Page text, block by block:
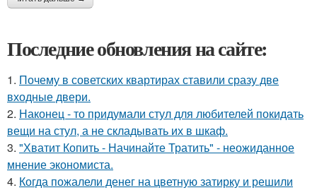
Последние обновления на сайте:
1. Почему в советских квартирах ставили сразу две
входные двери.
2. Наконец - то придумали стул для любителей покидать
вещи на стул, а не складывать их в шкаф.
3. "Хватит Копить - Начинайте Тратить" - неожиданное
мнение экономиста.
4. Когда пожалели денег на цветную затирку и решили